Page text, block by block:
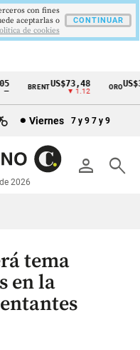
BRENTUS$73,48
▼ 1.12
ORO
Viernes 7 y 9 7 y 9
person search
2026
tema
en la
con fines
aceptarlas o
de cookies
CONTINUAR